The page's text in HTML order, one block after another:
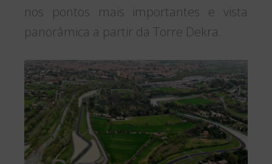
nos pontos mais importantes e vista
panorâmica a partir da Torre Dekra.